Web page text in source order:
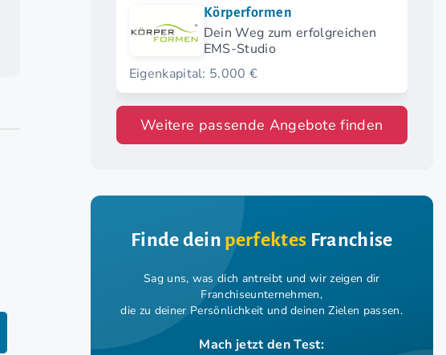
Körperformen
Dein Weg zum erfolgreichen
EMS-Studio
Eigenkapital: 5.000 €
Weitere passende Angebote finden
Finde dein perfektes Franchise
Sag uns, was dich antreibt und wir zeigen dir
Franchiseunternehmen,
die zu deiner Persönlichkeit und deinen Zielen passen.
Mach jetzt den Test: